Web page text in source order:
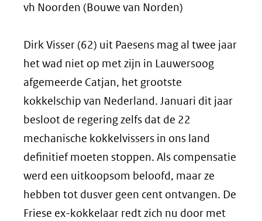
vh Noorden (Bouwe van Norden)
Dirk Visser (62) uit Paesens mag al twee jaar
het wad niet op met zijn in Lauwersoog
afgemeerde Catjan, het grootste
kokkelschip van Nederland. Januari dit jaar
besloot de regering zelfs dat de 22
mechanische kokkelvissers in ons land
definitief moeten stoppen. Als compensatie
werd een uitkoopsom beloofd, maar ze
hebben tot dusver geen cent ontvangen. De
Friese ex-kokkelaar redt zich nu door met